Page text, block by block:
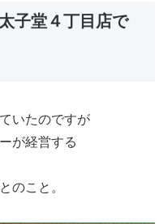
子堂４丁目店で
いたのですが
が経営する
のこと。